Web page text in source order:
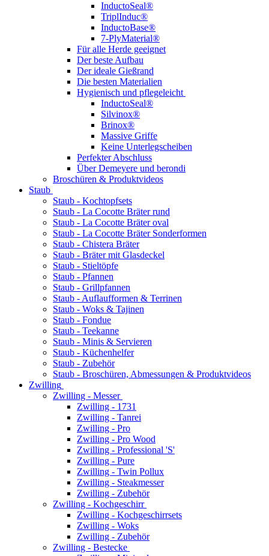
InductoSeal®
TriplInduc®
InductoBase®
7-PlyMaterial®
Für alle Herde geeignet
Der beste Aufbau
Der ideale Gießrand
Die besten Materialien
Hygienisch und pflegeleicht
InductoSeal®
Silvinox®
Brinox®
Massive Griffe
Keine Unterlegscheiben
Perfekter Abschluss
Über Demeyere und berondi
Broschüren & Produktvideos
Staub
Staub - Kochtopfsets
Staub - La Cocotte Bräter rund
Staub - La Cocotte Bräter oval
Staub - La Cocotte Bräter Sonderformen
Staub - Chistera Bräter
Staub - Bräter mit Glasdeckel
Staub - Stieltöpfe
Staub - Pfannen
Staub - Grillpfannen
Staub - Auflaufformen & Terrinen
Staub - Woks & Tajinen
Staub - Fondue
Staub - Teekanne
Staub - Minis & Servieren
Staub - Küchenhelfer
Staub - Zubehör
Staub - Broschüren, Abmessungen & Produktvideos
Zwilling
Zwilling - Messer
Zwilling - 1731
Zwilling - Tanrei
Zwilling - Pro
Zwilling - Pro Wood
Zwilling - Professional 'S'
Zwilling - Pure
Zwilling - Twin Pollux
Zwilling - Steakmesser
Zwilling - Zubehör
Zwilling - Kochgeschirr
Zwilling - Kochgeschirrsets
Zwilling - Woks
Zwilling - Zubehör
Zwilling - Bestecke